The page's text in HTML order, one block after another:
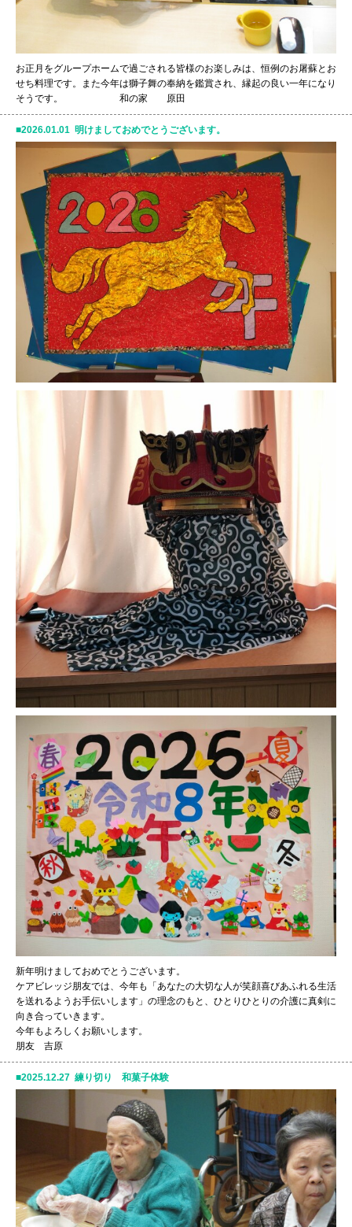
お正月をグループホームで過ごされる皆様のお楽しみは、恒例のお屠蘇とお
せち料理です。また今年は獅子舞の奉納を鑑賞され、縁起の良い一年になり
そうです。 和の家 原田
2026.01.01 明けましておめでとうございます。
新年明けましておめでとうございます。
ケアビレッジ朋友では、今年も「あなたの大切な人が笑顔喜びあふれる生活
を送れるようお手伝いします」の理念のもと、ひとりひとりの介護に真剣に
向き合っていきます。
今年もよろしくお願いします。
朋友 吉原
2025.12.27 練り切り 和菓子体験